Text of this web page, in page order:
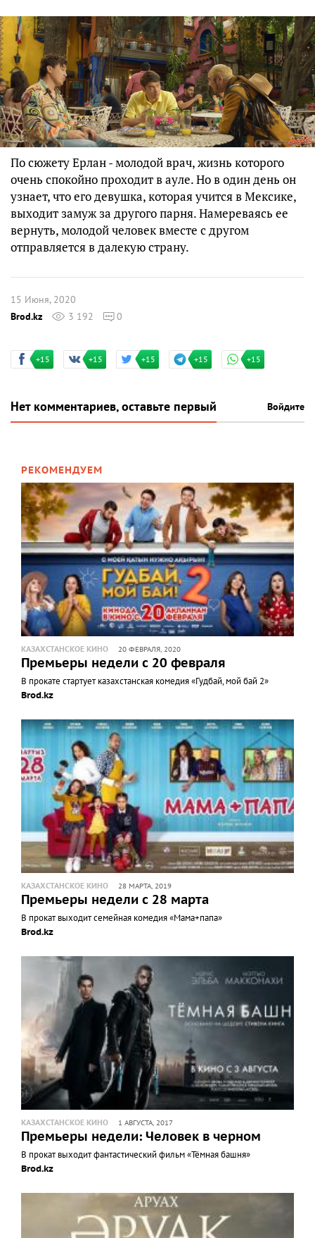
По сюжету Ерлан - молодой врач, жизнь которого
очень спокойно проходит в ауле. Но в один день он
узнает, что его девушка, которая учится в Мексике,
выходит замуж за другого парня. Намереваясь ее
вернуть, молодой человек вместе с другом
отправляется в далекую страну.
15 Июня, 2020
Brod.kz
3 192 0
+15 +15 +15 +15 +15
Нет комментариев, оставьте первый Войдите
РЕКОМЕНДУЕМ
КАЗАХСТАНСКОЕ КИНО 20 ФЕВРАЛЯ, 2020
Премьеры недели с 20 февраля
В прокате стартует казахстанская комедия «Гудбай, мой бай 2»
Brod.kz
КАЗАХСТАНСКОЕ КИНО 28 МАРТА, 2019
Премьеры недели с 28 марта
В прокат выходит семейная комедия «Мама+папа»
Brod.kz
КАЗАХСТАНСКОЕ КИНО 1 АВГУСТА, 2017
Премьеры недели: Человек в черном
В прокат выходит фантастический фильм «Тёмная башня»
Brod.kz